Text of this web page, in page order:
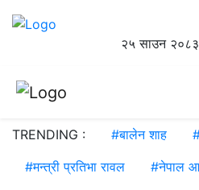
२५ साउन
TRENDING : #बालेन शाह
#मन्त्री प्रतिभा रावल #नेपाल